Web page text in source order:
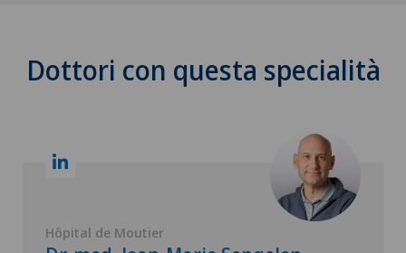
Dottori con questa specialità
Hôpital de Moutier